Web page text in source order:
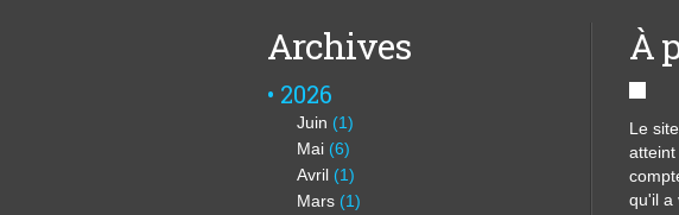
Archives
2026
Juin (1)
Mai (6)
Avril (1)
Mars (1)
À
Le
qu'il a